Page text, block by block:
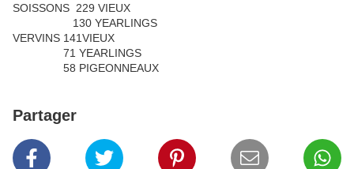
SOISSONS 229 VIEUX
130 YEARLINGS
VERVINS 141VIEUX
71 YEARLINGS
58 PIGEONNEAUX
Partager